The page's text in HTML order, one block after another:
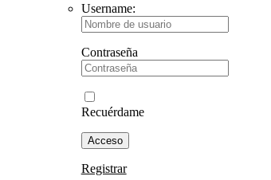
Username:
Contraseña
Recuérdame
Registrar